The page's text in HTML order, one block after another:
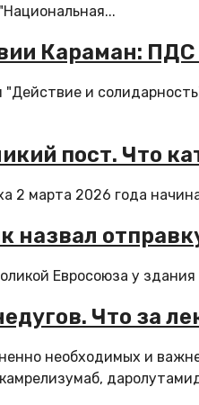
Караман: ПДС
и
пост. Что
2 марта 2026 года
назвал
Евросоюза у
Что за
необходимых и